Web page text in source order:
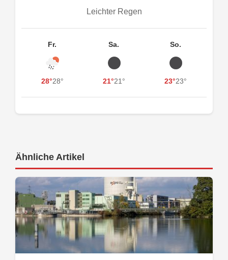
Leichter Regen
Fr.
28°28°
Sa.
21°21°
So.
23°23°
Ähnliche Artikel